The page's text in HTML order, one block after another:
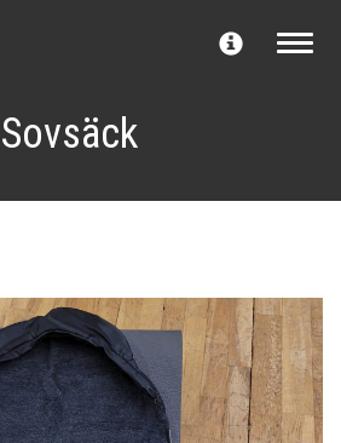
Toggle
Sovsäck